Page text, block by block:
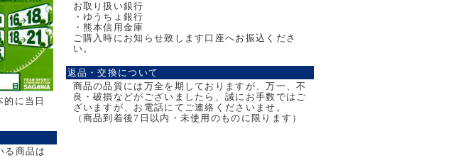
に当日
る商品は
お取り扱い銀行
・ゆうちょ銀行
・熊本信用金庫
ご購入時にお知らせ致します口座へお振込くださ
い。
返品・交換について
商品の品質には万全を期しておりますが、万一、不
良・破損などがございましたら、誠にお手数ではご
ざいますが、お電話にてご連絡くださいませ。
（商品到着後7日以内・未使用のものに限ります）